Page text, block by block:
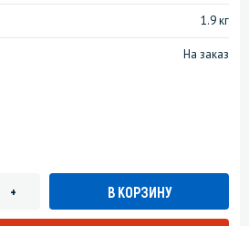
1.9 кг
На заказ
+ В КОРЗИНУ